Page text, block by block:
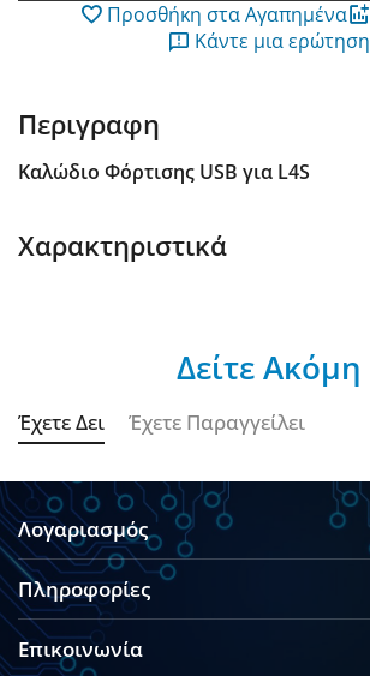
Προσθήκη στα Αγαπημένα
Κάντε μια ερώτηση
Περιγραφη
Καλώδιο Φόρτισης USB για L4S
Χαρακτηριστικά
Δείτε Ακόμη
Έχετε Δει Έχετε Παραγγείλει
Λογαριασμός
Πληροφορίες
Επικοινωνία